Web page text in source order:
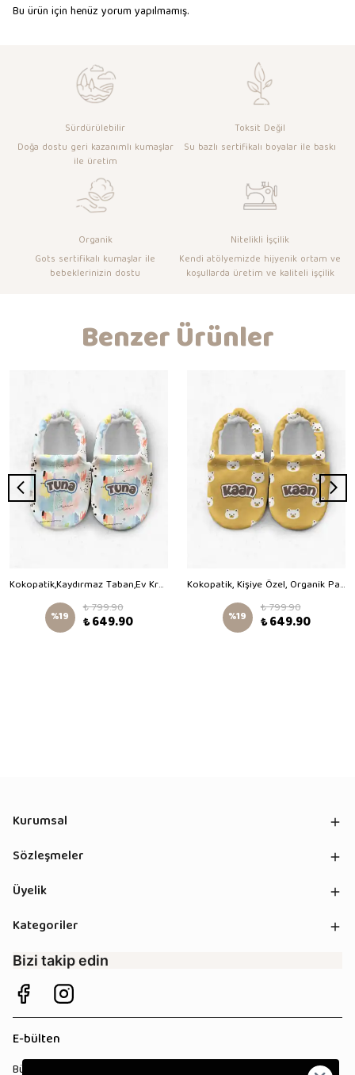
Bu ürün için henüz yorum yapılmamış.
Sürdürülebilir
Doğa dostu geri kazanımlı kumaşlar
ile üretim
Toksit Değil
Su bazlı sertifikalı boyalar ile baskı
Organik
Gots sertifikalı kumaşlar ile
bebeklerinizin dostu
Nitelikli İşçilik
Kendi atölyemizde hijyenik ortam ve
koşullarda üretim ve kaliteli işçilik
Benzer Ürünler
Kokopatik,Kaydırmaz Taban,Ev Kreş Patiği,Unisex Bebek Patiği,Pamuklu Yenidoğan Patik,Rengarenk Desenli Patik
%19 ₺ 799.90
₺ 649.90
Kokopatik, Kişiye Özel, Organik Pamuk Bebek Patiği, Kaydırmaz Taban, Yenidoğan Patik, Ev Kreş Ayakkabısı, Ayıcık Desen Patik
%19 ₺ 799.90
₺ 649.90
Kurumsal
Sözleşmeler
Üyelik
Kategoriler
Bizi takip edin
E-bülten
Bültenimize kaydolun, tüm kampanyalardan anında haberdar olun!